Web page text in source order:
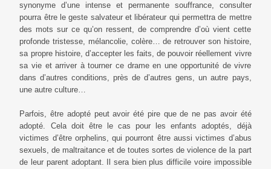
synonyme d’une intense et permanente souffrance, consulter
pourra être le geste salvateur et libérateur qui permettra de mettre
des mots sur ce qu’on ressent, de comprendre d’où vient cette
profonde tristesse, mélancolie, colère… de retrouver son histoire,
sa propre histoire, d’accepter les faits, de pouvoir réellement vivre
sa vie et arriver à tourner ce drame en une opportunité de vivre
dans d’autres conditions, près de d’autres gens, un autre pays,
une autre culture…
Parfois, être adopté peut avoir été pire que de ne pas avoir été
adopté. Cela doit être le cas pour les enfants adoptés, déjà
victimes d’être orphelins, qui pourront être aussi victimes d’abus
sexuels, de maltraitance et de toutes sortes de violence de la part
de leur parent adoptant. Il sera bien plus difficile voire impossible